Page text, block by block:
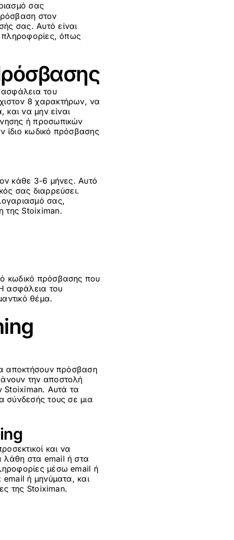
σας
στον
σας. Αυτό είναι
πληροφορίες, όπως
ασφάλεια του
8 χαρακτήρων, να
και να μην είναι
ή προσωπικών
ίδιο κωδικό πρόσβασης
κάθε 3-6 μήνες. Αυτό
σας διαρρεύσει.
σας,
της Stoiximan.
κωδικό πρόσβασης που
ασφάλεια του
θέμα.
αποκτήσουν πρόσβαση
την αποστολή
Stoiximan. Αυτά τα
σύνδεσής τους σε μια
και να
λάθη στα email ή στα
μέσω email ή
email ή μηνύματα, και
της Stoiximan.